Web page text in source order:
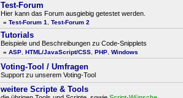
Test-Forum
Hier kann das Forum ausgiebig getestet werden.
» Test-Forum 1 Test-Forum 2
Tutorials
Beispiele und Beschreibungen zu Code-Snipplets
» ASP HTML/JavaScript/CSS PHP Windows
Voting-Tool / Umfragen
Support zu unserem Voting-Tool
weitere Scripte & Tools